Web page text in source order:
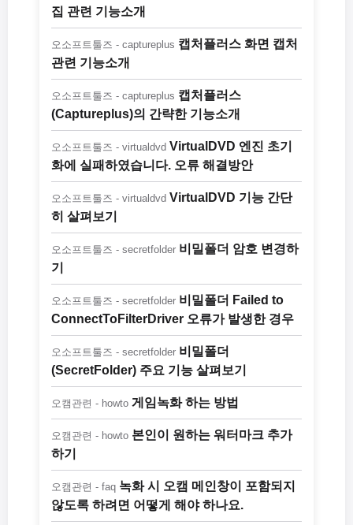
집 관련 기능소개
오소프트툴즈 - captureplus 캡처플러스 화면 캡처
관련 기능소개
오소프트툴즈 - captureplus 캡처플러스
(Captureplus)의 간략한 기능소개
오소프트툴즈 - virtualdvd VirtualDVD 엔진 초기
화에 실패하였습니다. 오류 해결방안
오소프트툴즈 - virtualdvd VirtualDVD 기능 간단
히 살펴보기
오소프트툴즈 - secretfolder 비밀폴더 암호 변경하
기
오소프트툴즈 - secretfolder 비밀폴더 Failed to
ConnectToFilterDriver 오류가 발생한 경우
오소프트툴즈 - secretfolder 비밀폴더
(SecretFolder) 주요 기능 살펴보기
오캠관련 - howto 게임녹화 하는 방법
오캠관련 - howto 본인이 원하는 워터마크 추가
하기
오캠관련 - faq 녹화 시 오캠 메인창이 포함되지
않도록 하려면 어떻게 해야 하나요.